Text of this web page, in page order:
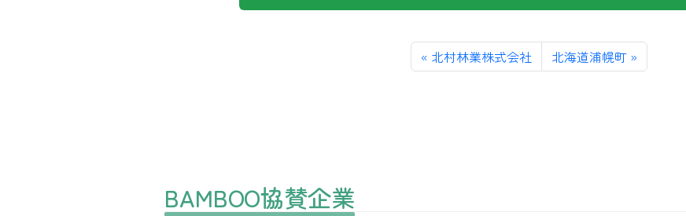
北村林業株式会社 北海道浦幌町
BAMBOO協賛企業